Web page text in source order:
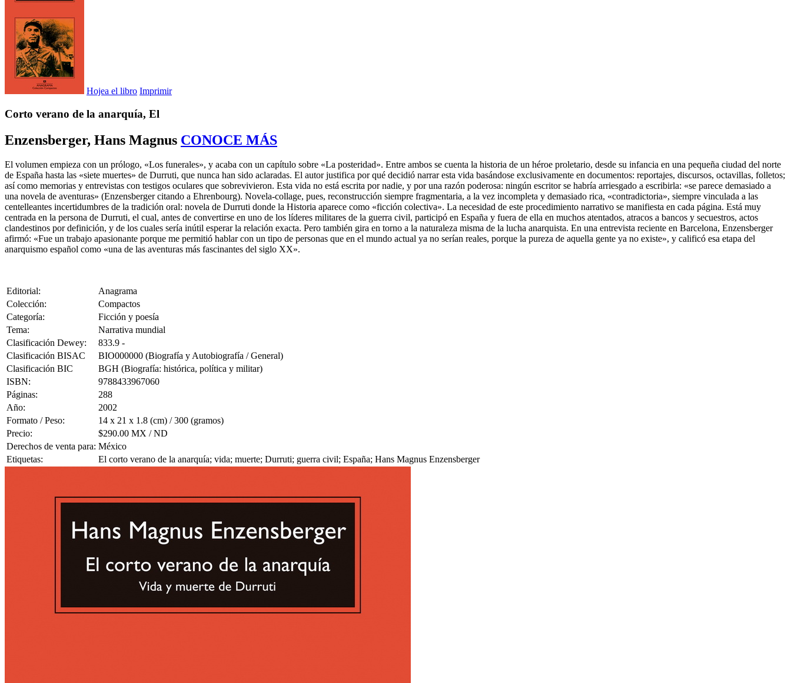
Hojea el libro Imprimir
Corto verano de la anarquía, El
Enzensberger, Hans Magnus CONOCE MÁS
El volumen empieza con un prólogo, «Los funerales», y acaba con un capítulo sobre «La posteridad». Entre ambos se cuenta la historia de un héroe proletario, desde su infancia en una pequeña ciudad del norte
de España hasta las «siete muertes» de Durruti, que nunca han sido aclaradas. El autor justifica por qué decidió narrar esta vida basándose exclusivamente en documentos: reportajes, discursos, octavillas, folletos;
así como memorias y entrevistas con testigos oculares que sobrevivieron. Esta vida no está escrita por nadie, y por una razón poderosa: ningún escritor se habría arriesgado a escribirla: «se parece demasiado a
una novela de aventuras» (Enzensberger citando a Ehrenbourg). Novela-collage, pues, reconstrucción siempre fragmentaria, a la vez incompleta y demasiado rica, «contradictoria», siempre vinculada a las
centelleantes incertidumbres de la tradición oral: novela de Durruti donde la Historia aparece como «ficción colectiva». La necesidad de este procedimiento narrativo se manifiesta en cada página. Está muy
centrada en la persona de Durruti, el cual, antes de convertirse en uno de los líderes militares de la guerra civil, participó en España y fuera de ella en muchos atentados, atracos a bancos y secuestros, actos
clandestinos por definición, y de los cuales sería inútil esperar la relación exacta. Pero también gira en torno a la naturaleza misma de la lucha anarquista. En una entrevista reciente en Barcelona, Enzensberger
afirmó: «Fue un trabajo apasionante porque me permitió hablar con un tipo de personas que en el mundo actual ya no serían reales, porque la pureza de aquella gente ya no existe», y calificó esa etapa del
anarquismo español como «una de las aventuras más fascinantes del siglo XX».
Editorial:
Anagrama
Colección:
Compactos
Categoría:
Ficción y poesía
Tema:
Narrativa mundial
Clasificación Dewey:
833.9 -
Clasificación BISAC
BIO000000 (Biografía y Autobiografía / General)
Clasificación BIC
BGH (Biografía: histórica, política y militar)
ISBN:
9788433967060
Páginas:
288
Año:
2002
Formato / Peso:
14 x 21 x 1.8 (cm) / 300 (gramos)
Precio:
$290.00 MX / ND
Derechos de venta para: México
Etiquetas:
El corto verano de la anarquía; vida; muerte; Durruti; guerra civil; España; Hans Magnus Enzensberger